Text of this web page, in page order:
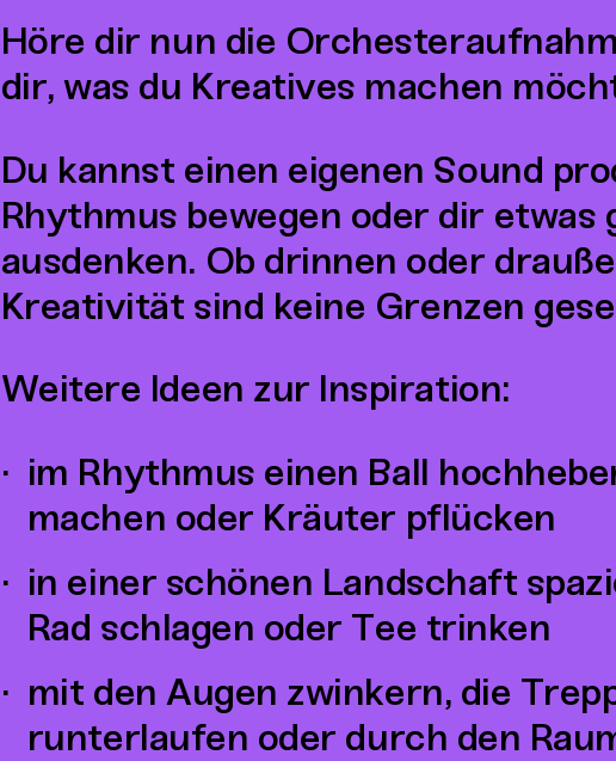
Höre dir nun die
dir, was du Kreatives machen
Du kannst einen eigenen Sound
Rhythmus bewegen oder dir etwas
ausdenken. Ob drinnen oder
Kreativität sind keine Grenzen
Weitere Ideen zur Inspiration:
im Rhythmus einen Ball
machen oder Kräuter pflücken
in einer schönen Landschaft
Rad schlagen oder Tee trinken
mit den Augen zwinkern, die
runterlaufen oder durch den